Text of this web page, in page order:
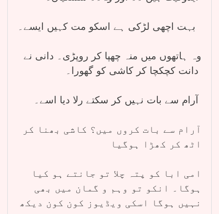
وہ ہاتھوں میں منہ چھپا کر روپڑی۔ دانی نے
آرام سے بات کروں میں؟ کاشی بھنا کر
اٹھ کر کھڑا ہوگیا
امی ابا کو پتہ چلا تو جانتے ہو کیا
ہوگا۔ انکو تو وہم و گمان میں بھی
نہیں ہوگا اسکی ویڈیوز کون کون دیکھ